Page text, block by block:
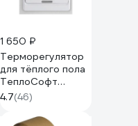
1 650 ₽
Терморегулятор
для тёплого пола
ТеплоСофт
электронный
E51.716 белый
51716
4.7(46)